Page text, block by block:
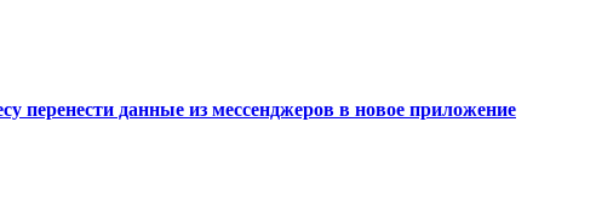
перенести данные из мессенджеров в новое приложение